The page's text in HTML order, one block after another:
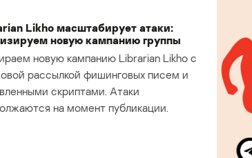
Likho масштабирует атаки:
новую кампанию группы
новую кампанию Librarian Likho с
рассылкой фишинговых писем и
скриптами. Атаки
на момент публикации.